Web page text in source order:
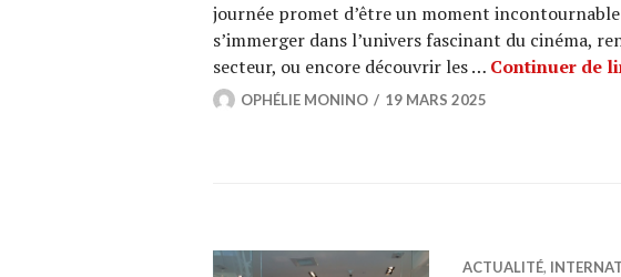
journée promet d’être un moment
s’immerger dans l’univers fascinant du cinéma,
secteur, ou encore découvrir les … Continuer de
OPHÉLIE MONINO 19 MARS 2025
ACTUALITÉ,